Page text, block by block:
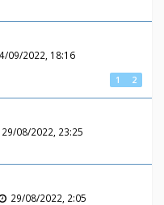
09/2022, 18:16
1 2
29/08/2022, 23:25
29/08/2022, 2:05